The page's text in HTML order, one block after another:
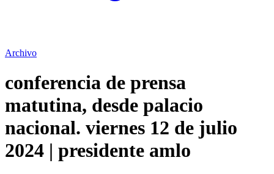
Archivo
conferencia de prensa
matutina, desde palacio
nacional. viernes 12 de julio
2024 | presidente amlo